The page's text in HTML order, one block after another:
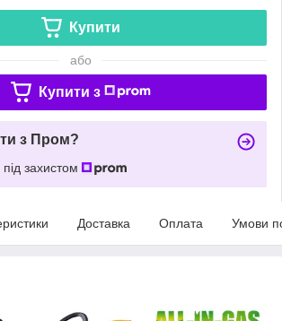
Купити
або
Купити з
з Пром?
захистом
Доставка Оплата Умови